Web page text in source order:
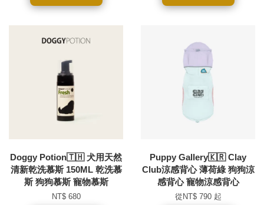
Doggy Potion🇹🇭 犬用天然
清新乾洗慕斯 150ML 乾洗慕
斯 狗狗慕斯 寵物慕斯
NT$ 680
Puppy Gallery🇰🇷 Clay
Club涼感背心 薄荷綠 狗狗涼
感背心 寵物涼感背心
從NT$ 790 起